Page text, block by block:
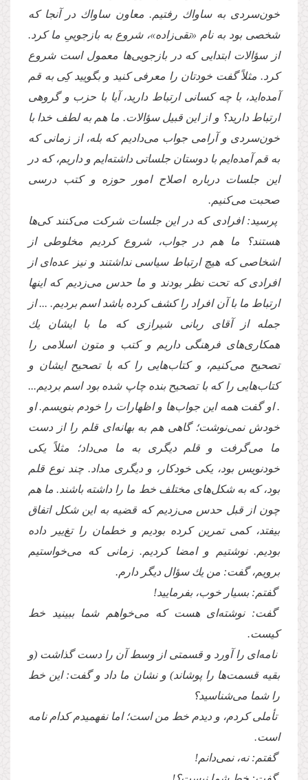
خون‌سردى به ساواك رفتیم. معاون ساواك در آنجا كه
شخصى بود به نام «تقى‌زاده»، شروع به بازجویىِ ما كرد.
از سؤالات ابتدایى كه در بازجویى‌ها معمول است شروع
كرد. مثلاً گفت خودتان را معرفى كنید و بگو‌یید كِى به قم
آمده‌اید، با چه كسانى ارتباط دارید، آیا با حزب و گروهى
ارتباط دارید؟ و از این قبیل سؤالات. ما هم به لطف خدا با
خون‌سردى و آرامى جواب مى‌دادیم كه بله، از زمانى كه
به قم آمده‌ایم با دوستان جلساتى داشته‌ایم و داریم، كه در
این جلسات درباره اصلاح امور حوزه و كتب درسى
صحبت مى‌كنیم.
پرسید: افرادى كه در این جلسات شركت مى‌كنند كى‌ها
هستند؟ ما هم در جواب، شروع كردیم مخلوطى از
اشخاصى كه هیچ ارتباط سیاسى نداشتند و نیز عده‌اى از
افرادى كه تحت نظر بودند و ما حدس مى‌زدیم كه اینها
ارتباط ما با آن افراد را كشف كرده باشد اسم بردیم. ... از
جمله از آقاى ربانى شیرازى كه ما با ایشان یك
همكارى‌هاى فرهنگى داریم و كتب و متون اسلامى را
تصحیح مى‌كنیم، و كتاب‌هایى را كه با تصحیح ایشان و
كتاب‌هایى را كه با تصحیح بنده چاپ شده بود اسم بردیم...
. او گفت همه این جواب‌ها و اظهارات را خودم بنویسم. او
خودش نمى‌نوشت؛ گاهى هم به بهانه‌اى قلم را از دست
ما مى‌گرفت و قلم دیگرى به ما مى‌داد؛ مثلاً یكى
خودنویس بود، یكى خودكار، و دیگرى مداد. چند نوع قلم
بود، كه به شكل‌هاى مختلف خط ما را داشته باشند. ما هم
چون از قبل حدس مى‌زدیم كه قضیه به این شكل اتفاق
بیفتد، كمى تمرین كرده بودیم و خطمان را تغ‌ییر داده
بودیم. نوشتیم و امضا كردیم. زمانى كه مى‌خواستیم
برویم، گفت: من یك سؤال دیگر دارم.
گفتم: بسیار خوب، بفرما‌یید!
گفت: نوشته‌اى هست كه مى‌خواهم شما ببینید خط
كیست.
نامه‌اى را آورد و قسمتى از وسط آن را دست گذاشت (و
بقیه قسمت‌ها را پوشاند) و نشان ما داد و گفت: این خط
را شما مى‌شناسید؟
تأملى كردم، و دیدم خط من است؛ اما نفهمیدم كدام نامه
است.
گفتم: نه، نمى‌دانم!